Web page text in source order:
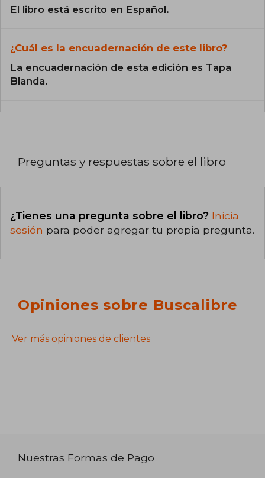
El libro está escrito en Español.
¿Cuál es la encuadernación de este libro?
La encuadernación de esta edición es Tapa
Blanda.
Preguntas y respuestas sobre el libro
¿Tienes una pregunta sobre el libro? Inicia
sesión para poder agregar tu propia pregunta.
Opiniones sobre Buscalibre
Ver más opiniones de clientes
Nuestras Formas de Pago